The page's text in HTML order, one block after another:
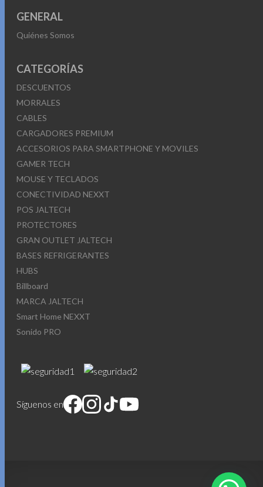
GENERAL
Quiénes Somos
CATEGORÍAS
DESCUENTOS
MORRALES
CABLES
CARGADORES PREMIUM
ACCESORIOS PARA SMARTPHONE Y MOVILES
GAMER TECH
MOUSE Y TECLADOS
CONECTIVIDAD NEXXT
POS JALTECH
PROTECTORES
GRAN OUTLET JALTECH
BASES REFRIGERANTES
HUBS
Billboard
MARCA JALTECH
Smart Home NEXXT
Sonido PRO
Síguenos en